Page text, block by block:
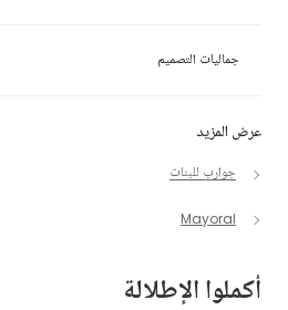
عرض المزيد
جوارب للبنات
Mayoral
جماليات التصميم
أكملوا الإطلالة